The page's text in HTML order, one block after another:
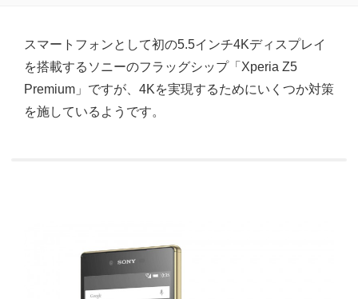
スマートフォンとして初の5.5インチ4Kディスプレイ
を搭載するソニーのフラッグシップ「Xperia Z5
Premium」ですが、4Kを実現するためにいくつか対策
を施しているようです。